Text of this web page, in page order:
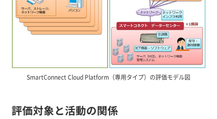
SmartConnect Cloud Platform（専用タイプ）の評価モデル図
評価対象と活動の関係